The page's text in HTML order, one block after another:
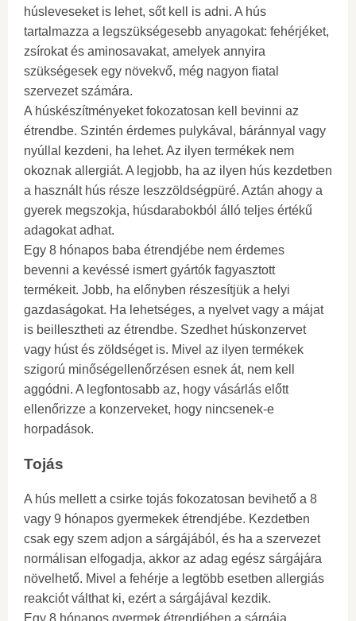
húsleveseket is lehet, sőt kell is adni. A hús
tartalmazza a legszükségesebb anyagokat: fehérjéket,
zsírokat és aminosavakat, amelyek annyira
szükségesek egy növekvő, még nagyon fiatal
szervezet számára.
A húskészítményeket fokozatosan kell bevinni az
étrendbe. Szintén érdemes pulykával, báránnyal vagy
nyúllal kezdeni, ha lehet. Az ilyen termékek nem
okoznak allergiát. A legjobb, ha az ilyen hús kezdetben
a használt hús része leszzöldségpüré. Aztán ahogy a
gyerek megszokja, húsdarabokból álló teljes értékű
adagokat adhat.
Egy 8 hónapos baba étrendjébe nem érdemes
bevenni a kevéssé ismert gyártók fagyasztott
termékeit. Jobb, ha előnyben részesítjük a helyi
gazdaságokat. Ha lehetséges, a nyelvet vagy a májat
is beillesztheti az étrendbe. Szedhet húskonzervet
vagy húst és zöldséget is. Mivel az ilyen termékek
szigorú minőségellenőrzésen esnek át, nem kell
aggódni. A legfontosabb az, hogy vásárlás előtt
ellenőrizze a konzerveket, hogy nincsenek-e
horpadások.
Tojás
A hús mellett a csirke tojás fokozatosan bevihető a 8
vagy 9 hónapos gyermekek étrendjébe. Kezdetben
csak egy szem adjon a sárgájából, és ha a szervezet
normálisan elfogadja, akkor az adag egész sárgájára
növelhető. Mivel a fehérje a legtöbb esetben allergiás
reakciót válthat ki, ezért a sárgájával kezdik.
Egy 8 hónapos gyermek étrendjében a sárgája